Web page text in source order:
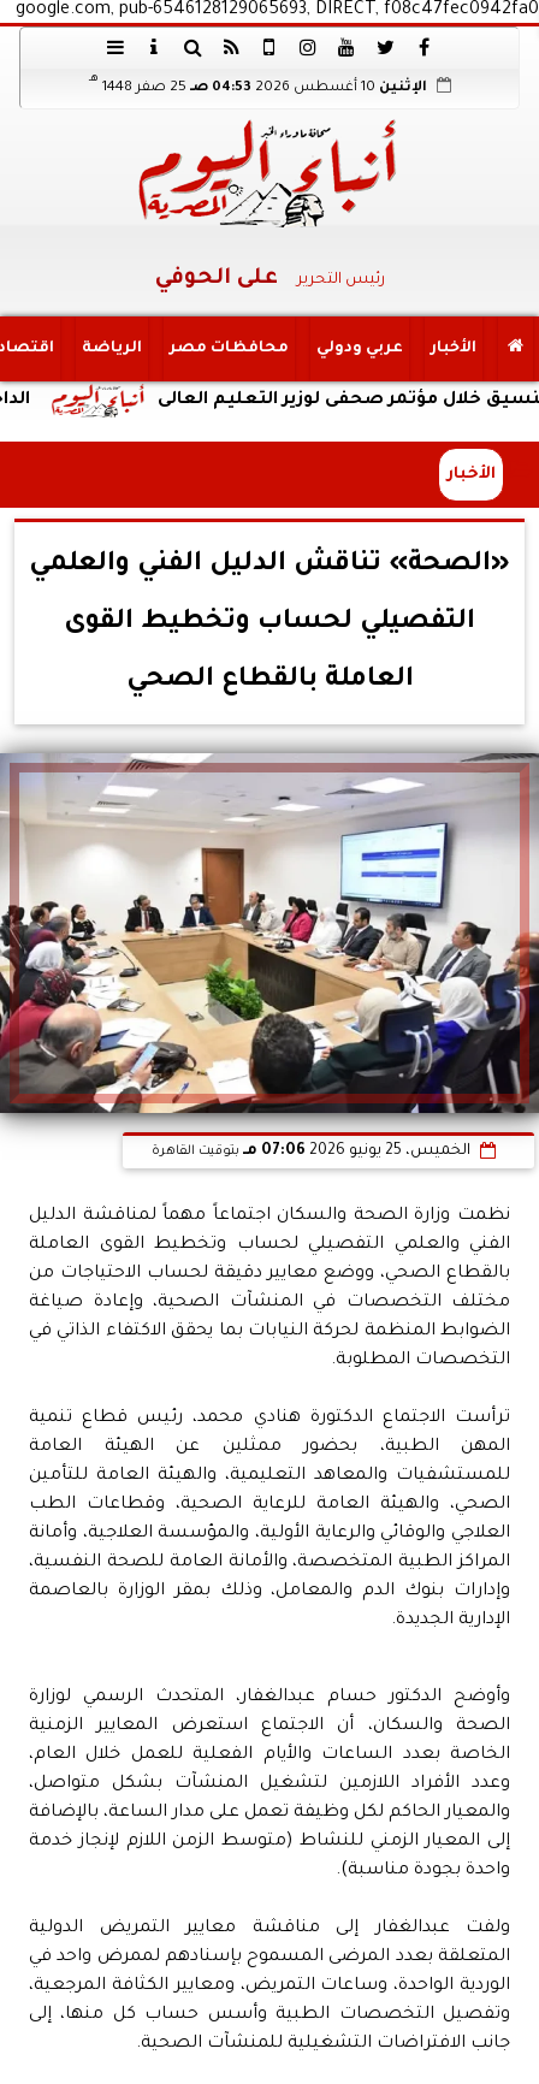
google.com, pub-6546128129065693, DIRECT, f08c47fec0942fa0
الإثنين 04:53 صـ 25 صفر 1448
هـ
رئيس التحرير على الحوفي
الأخبار عربي ودولي محافظات مصر الرياضة
مؤتمر صحفى لوزير التعليم العالى
الأخبار
«الصحة» تناقش الدليل الفني والعلمي
التفصيلي لحساب وتخطيط القوى
العاملة بالقطاع الصحي
الخميس، 25 يونيو 2026 07:06 مـ بتوقيت القاهرة
نظمت وزارة الصحة والسكان اجتماعاً مهماً لمناقشة الدليل
الفني والعلمي التفصيلي لحساب وتخطيط القوى العاملة
بالقطاع الصحي، ووضع معايير دقيقة لحساب الاحتياجات من
مختلف التخصصات في المنشآت الصحية، وإعادة صياغة
الضوابط المنظمة لحركة النيابات بما يحقق الاكتفاء الذاتي في
التخصصات المطلوبة.
ترأست الاجتماع الدكتورة هنادي محمد، رئيس قطاع تنمية
المهن الطبية، بحضور ممثلين عن الهيئة العامة
للمستشفيات والمعاهد التعليمية، والهيئة العامة للتأمين
الصحي، والهيئة العامة للرعاية الصحية، وقطاعات الطب
العلاجي والوقائي والرعاية الأولية، والمؤسسة العلاجية، وأمانة
المراكز الطبية المتخصصة، والأمانة العامة للصحة النفسية،
وإدارات بنوك الدم والمعامل، وذلك بمقر الوزارة بالعاصمة
الإدارية الجديدة.
وأوضح الدكتور حسام عبدالغفار، المتحدث الرسمي لوزارة
الصحة والسكان، أن الاجتماع استعرض المعايير الزمنية
الخاصة بعدد الساعات والأيام الفعلية للعمل خلال العام،
وعدد الأفراد اللازمين لتشغيل المنشآت بشكل متواصل،
والمعيار الحاكم لكل وظيفة تعمل على مدار الساعة، بالإضافة
إلى المعيار الزمني للنشاط (متوسط الزمن اللازم لإنجاز خدمة
واحدة بجودة مناسبة).
ولفت عبدالغفار إلى مناقشة معايير التمريض الدولية
المتعلقة بعدد المرضى المسموح بإسنادهم لممرض واحد في
الوردية الواحدة، وساعات التمريض، ومعايير الكثافة المرجعية،
وتفصيل التخصصات الطبية وأسس حساب كل منها، إلى
جانب الافتراضات التشغيلية للمنشآت الصحية.